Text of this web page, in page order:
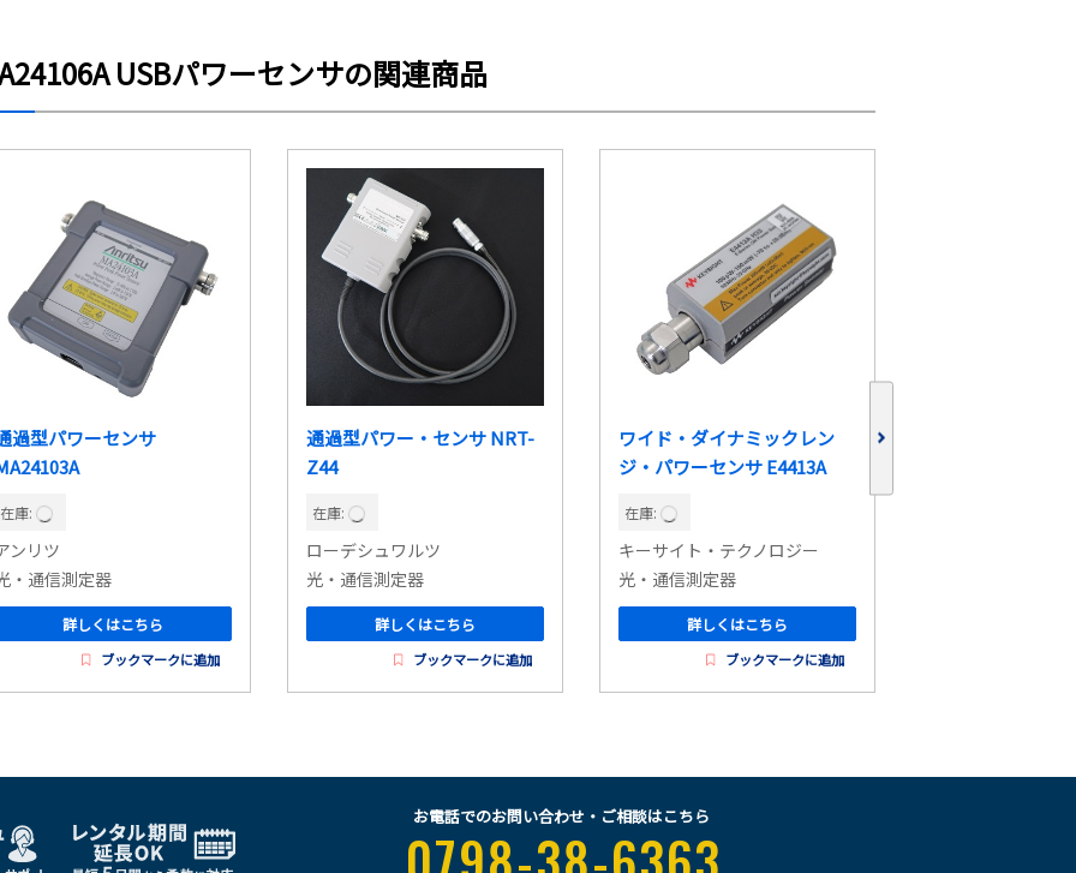
USBパワーセンサの関連商品
過型パワーセンサ
在庫:
ンリツ
・通信測定器
詳しくはこちら
ブックマークに追加
通過型パワー・センサ NRT-
Z44
在庫:
ローデシュワルツ
光・通信測定器
詳しくはこちら
ブックマークに追加
ワイド・ダイナミックレン
ジ・パワーセンサ E4413A
在庫:
キーサイト・テクノロジー
光・通信測定器
詳しくはこちら
ブックマークに追加
お電話でのお問い合わせ・ご相談はこちら